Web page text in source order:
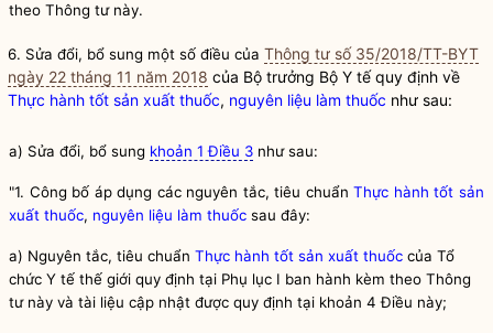
theo Thông tư này.
6. Sửa đổi, bổ sung một số điều của Thông tư số 35/2018/TT-BYT
ngày 22 tháng 11 năm 2018 của Bộ trưởng Bộ Y tế quy định về
Thực hành tốt sản xuất thuốc, nguyên liệu làm thuốc như sau:
a) Sửa đổi, bổ sung khoản 1 Điều 3 như sau:
"1. Công bố áp dụng các nguyên tắc, tiêu chuẩnThực hành tốt sản
xuất thuốc, nguyên liệu làm thuốc sau đây:
a) Nguyên tắc, tiêu chuẩn Thực hành tốt sản xuất thuốc của Tổ
chức Y tế thế giới quy định tại Phụ lục I ban hành kèm theo Thông
tư này và tài liệu cập nhật được quy định tại khoản 4 Điều này;